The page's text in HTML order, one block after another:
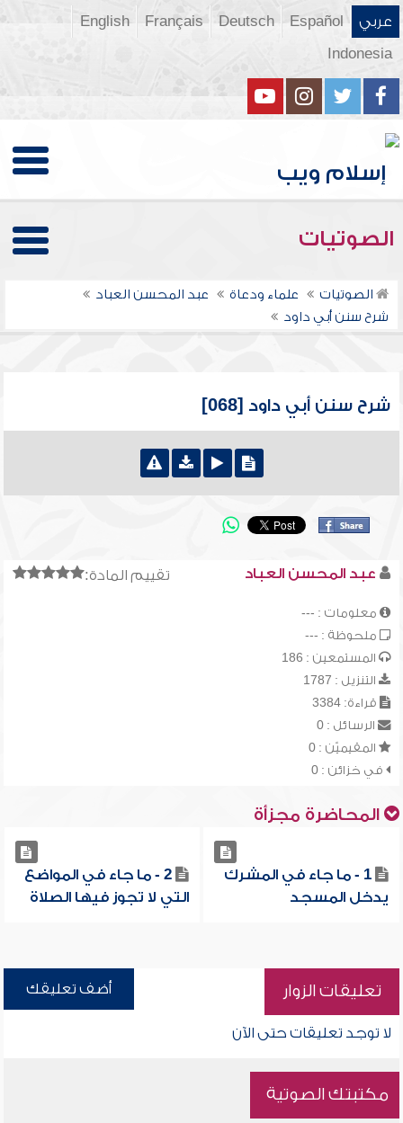
عربي Español
Deutsch
Français
English
Indonesia
الصوتيات
الصوتيات علماء ودعاة
عبد المحسن العباد
شرح سنن أبي داود
شرح سنن أبي داود [068]
تقييم المادة: عبد المحسن العباد
معلومات : ---
ملحوظة : ---
المستمعين : 186
التنزيل : 1787
قراءة: 3384
الرسائل : 0
المقيميّن : 0
في خزائن : 0
المحاضرة مجزأة
1 - ما جاء في المشرك
يدخل المسجد
2 - ما جاء في المواضع
التي لا تجوز فيها الصلاة
تعليقات الزوار أضف تعليقك
لا توجد تعليقات حتى الآن
مكتبتك الصوتية